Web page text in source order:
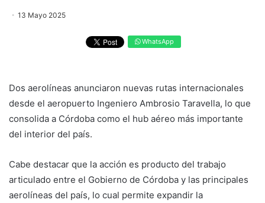
13 Mayo 2025
WhatsApp
Dos aerolíneas anunciaron nuevas rutas internacionales
desde el aeropuerto Ingeniero Ambrosio Taravella, lo que
consolida a Córdoba como el hub aéreo más importante
del interior del país.
Cabe destacar que la acción es producto del trabajo
articulado entre el Gobierno de Córdoba y las principales
aerolíneas del país, lo cual permite expandir la